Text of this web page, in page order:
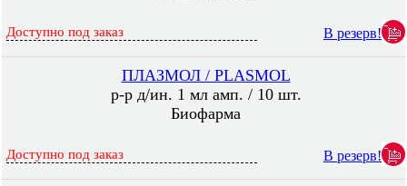
Доступно под заказ В резерв!
ПЛАЗМОЛ / PLASMOL
р-р д/ин. 1 мл амп. / 10 шт.
Биофарма
Доступно под заказ В резерв!